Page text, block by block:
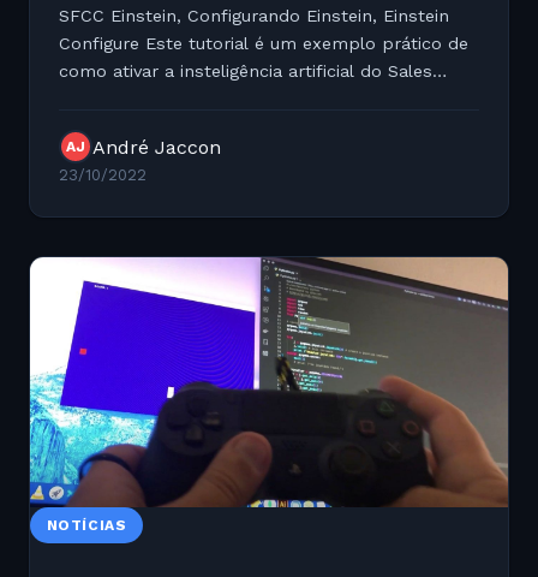
SFCC Einstein, Configurando Einstein, Einstein
Configure Este tutorial é um exemplo prático de
como ativar a insteligência artificial do Sales
AJ André Jaccon
23/10/2022
NOTÍCIAS